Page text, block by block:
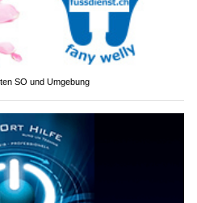
SO und Umgebung